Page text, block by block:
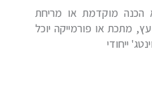
מוקדמת או מריחת
מתכת או פורמייקה יוכל
ייחודי